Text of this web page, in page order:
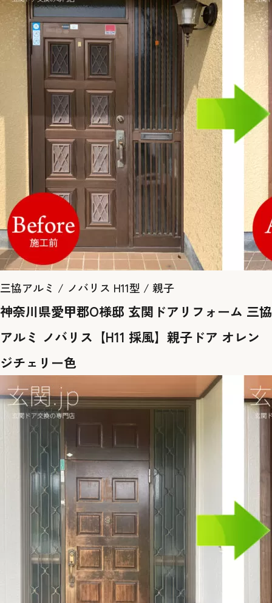
三協アルミ / ノバリス H11型 / 親子
神奈川県愛甲郡O様邸 玄関ドアリフォーム 三協
アルミ ノバリス【H11 採風】親子ドア オレン
ジチェリー色